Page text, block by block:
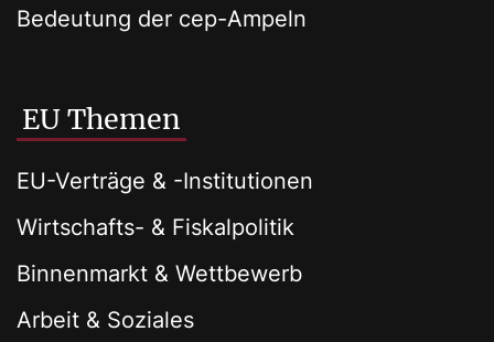
Bedeutung der cep-Ampeln
EU Themen
EU-Verträge & -Institutionen
Wirtschafts- & Fiskalpolitik
Binnenmarkt & Wettbewerb
Arbeit & Soziales